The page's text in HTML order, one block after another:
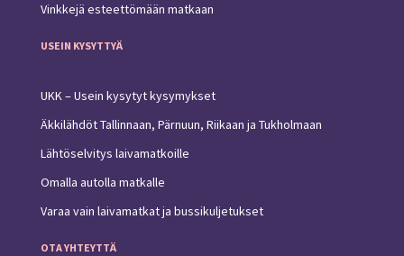
Vinkkejä esteettömään matkaan
USEIN KYSYTTYÄ
UKK – Usein kysytyt kysymykset
Äkkilähdöt Tallinnaan, Pärnuun, Riikaan ja Tukholmaan
Lähtöselvitys laivamatkoille
Omalla autolla matkalle
Varaa vain laivamatkat ja bussikuljetukset
OTA YHTEYTTÄ